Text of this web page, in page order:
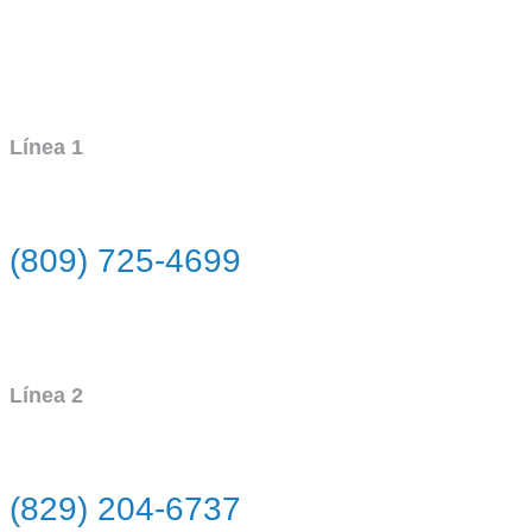
Línea 1
(809) 725-4699
Línea 2
(829) 204-6737